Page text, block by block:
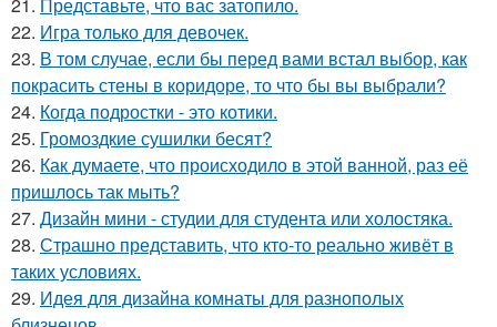
22. Игра только для девочек.
23. В том случае, если бы перед вами встал выбор, как
покрасить стены в коридоре, то что бы вы выбрали?
24. Когда подростки - это котики.
25. Громоздкие сушилки бесят?
26. Как думаете, что происходило в этой ванной, раз её
пришлось так мыть?
27. Дизайн мини - студии для студента или холостяка.
28. Страшно представить, что кто-то реально живёт в
таких условиях.
29. Идея для дизайна комнаты для разнополых